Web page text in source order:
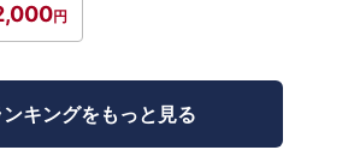
ンキングをもっと見る